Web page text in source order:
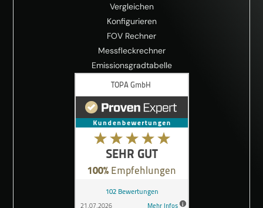
Vergleichen
Konfigurieren
FOV Rechner
Messfleckrechner
Emissionsgradtabelle